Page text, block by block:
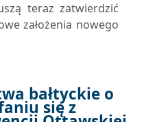
teraz zatwierdzić
założenia nowego
bałtyckie o
się z